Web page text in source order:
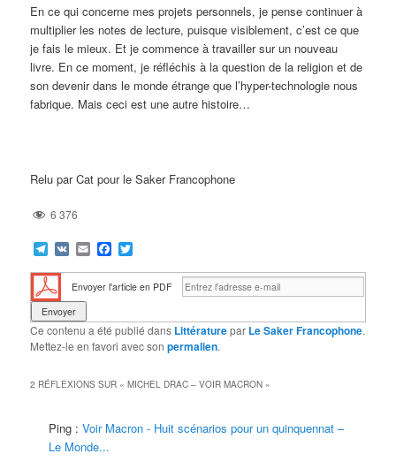
En ce qui concerne mes projets personnels, je pense continuer à
multiplier les notes de lecture, puisque visiblement, c’est ce que
je fais le mieux. Et je commence à travailler sur un nouveau
livre. En ce moment, je réfléchis à la question de la religion et de
son devenir dans le monde étrange que l’hyper-technologie nous
fabrique. Mais ceci est une autre histoire…
Relu par Cat pour le Saker Francophone
6 376
Telegram
VK EmailFacebook
Envoyer l'article en PDF
Ce contenu a été publié dans Littératurepar Le Saker Francophone.
Mettez-le en favori avec sonpermalien.
2 RÉFLEXIONS SUR «MICHEL DRAC – VOIR MACRON »
Ping :Voir Macron - Huit scénarios pour un quinquennat –
Le Monde...